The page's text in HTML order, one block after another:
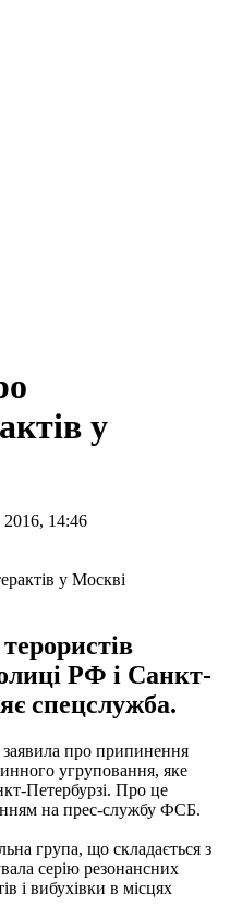
у
14:46
РФ і Санкт-
спецслужба.
заявила про припинення
угруповання, яке
Петербурзі. Про це
на прес-службу ФСБ.
група, що складається з
серію резонансних
і вибухівки в місцях